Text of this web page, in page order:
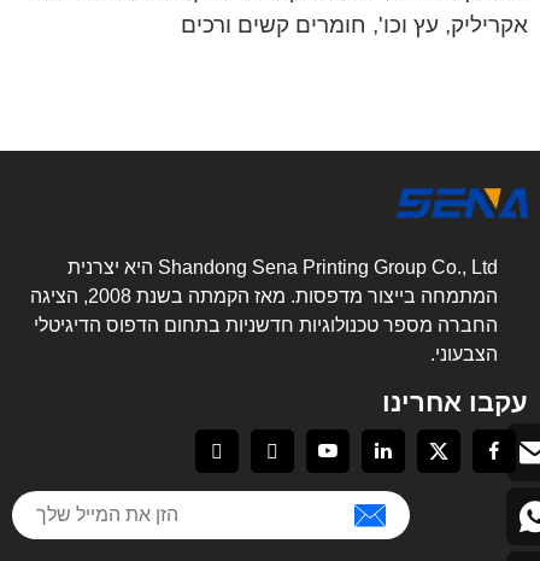
אקריליק, עץ וכו', חומרים קשים ורכים
Shandong Sena Printing Group Co., Ltd היא יצרנית
המתמחה בייצור מדפסות. מאז הקמתה בשנת 2008, הציגה
החברה מספר טכנולוגיות חדשניות בתחום הדפוס הדיגיטלי
הצבעוני.
עקבו אחרינו